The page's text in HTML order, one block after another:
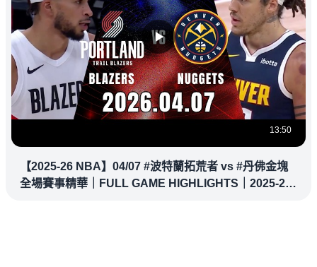
13:50
【2025-26 NBA】04/07 #波特蘭拓荒者 vs #丹佛金塊
全場賽事精華｜FULL GAME HIGHLIGHTS｜2025-26